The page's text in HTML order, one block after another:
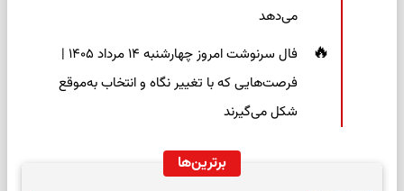
می‌دهد
فال سرنوشت امروز چهارشنبه ۱۴ مرداد ۱۴۰۵ |
فرصت‌هایی که با تغییر نگاه و انتخاب به‌موقع
شکل می‌گیرند
برترین‌ها